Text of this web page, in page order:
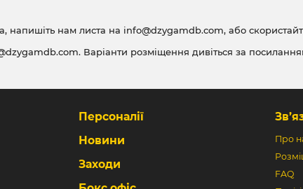
напишіть нам листа на info@dzygamdb.com, або
. Варіанти розміщення дивіться за
Персоналії
Новини
Заходи
Про
FAQ